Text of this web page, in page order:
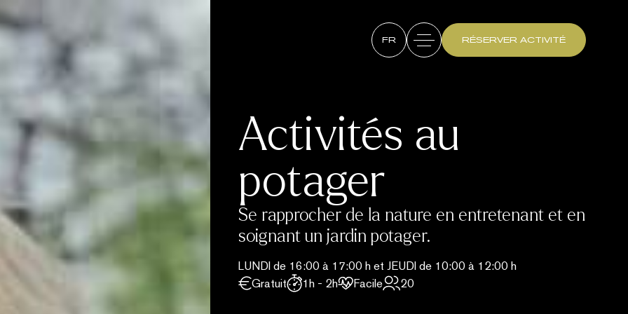
FR RÉSERVER ACTIVITÉ
Activités au
potager
Se rapprocher de la nature en entretenant et en
soignant un jardin potager.
LUNDI de 16:00 à 17:00 h et JEUDI de 10:00 à 12:00 h
Gratuit
1h - 2h Facile 20